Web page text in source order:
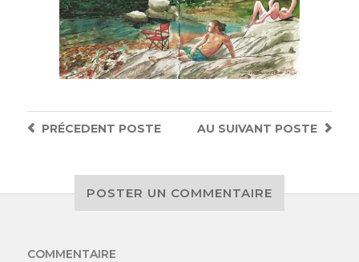
AU SUIVANT POSTE
PRÉCEDENT POSTE
POSTER UN COMMENTAIRE
COMMENTAIRE